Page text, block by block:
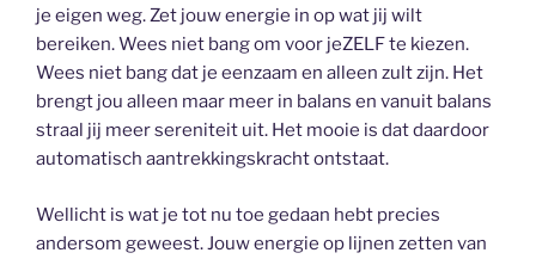
je eigen weg. Zet jouw energie in op wat jij wilt
bereiken. Wees niet bang om voor jeZELF te kiezen.
Wees niet bang dat je eenzaam en alleen zult zijn. Het
brengt jou alleen maar meer in balans en vanuit balans
straal jij meer sereniteit uit. Het mooie is dat daardoor
automatisch aantrekkingskracht ontstaat.
Wellicht is wat je tot nu toe gedaan hebt precies
andersom geweest. Jouw energie op lijnen zetten van